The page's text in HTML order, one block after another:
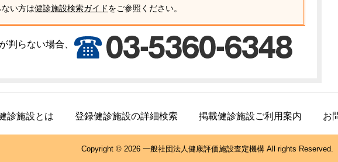
い方は健診施設検索ガイドをご参照ください。
判らない場合、
診施設とは 登録健診施設の詳細検索 掲載健診施設ご利用案内 お
Copyright © 2026 一般社団法人健康評価施設査定機構 All rights Reserved.